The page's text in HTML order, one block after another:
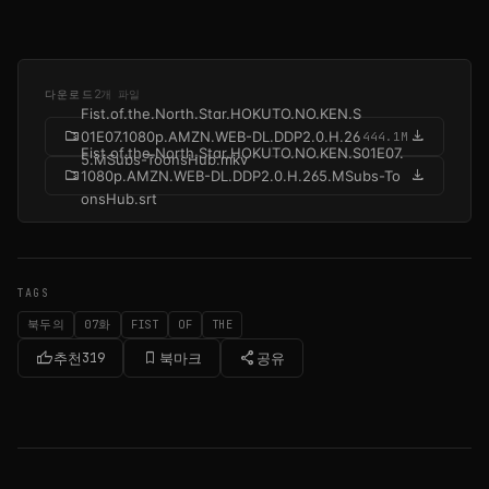
다운로드 2개 파일
folder_zip
Fist.of.the.North.Star.HOKUTO.NO.KEN.S
01E07.1080p.AMZN.WEB-DL.DDP2.0.H.26
5.MSubs-ToonsHub.mkv
444.1M download
folder_zip
Fist.of.the.North.Star.HOKUTO.NO.KEN.S01E07.
1080p.AMZN.WEB-DL.DDP2.0.H.265.MSubs-To
onsHub.srt
download
TAGS
북두의 07화 FIST OF THE
thumb_up추천319 bookmark_border 북마크 share 공유